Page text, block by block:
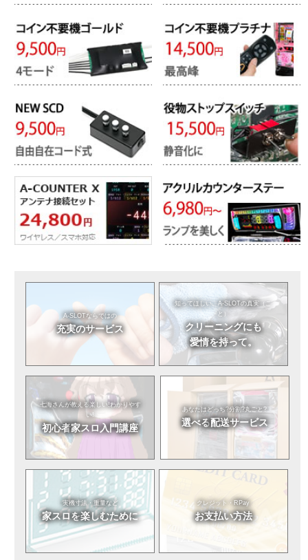
A-SLOTならではの
充実のサービス
知ってほしい。A-SLOTの真実（こ
と）
クリーニングにも
愛情を持って。
七海さんが教える楽しい!わかりやす
い!
初心者家スロ入門講座
あなたはどっち?分割?丸ごと?
選べる配送サービス
実機寸法・重量など
家スロを楽しむために
クレジット・RPay
お支払い方法